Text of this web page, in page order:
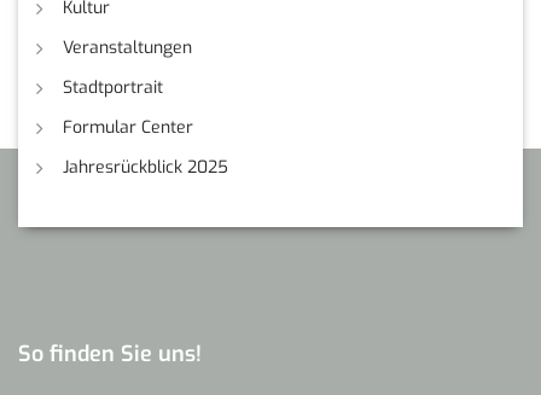
Kultur
Veranstaltungen
Stadtportrait
Formular Center
Jahresrückblick 2025
So finden Sie uns!